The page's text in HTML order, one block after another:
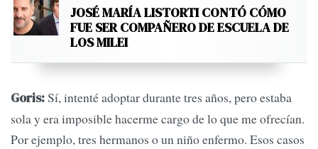
JOSÉ MARÍA LISTORTI CONTÓ CÓMO
FUE SER COMPAÑERO DE ESCUELA DE
LOS MILEI
Goris:Sí, intenté adoptar durante tres años, pero estaba
sola y era imposible hacerme cargo de lo que me ofrecían.
Por ejemplo, tres hermanos o un niño enfermo. Esos casos